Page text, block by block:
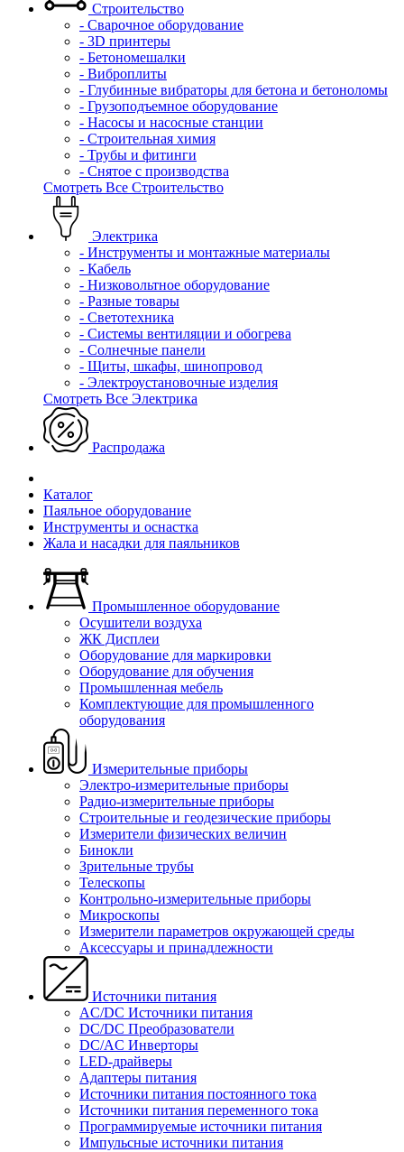
Строительство
- Сварочное оборудование
- 3D принтеры
- Бетономешалки
- Виброплиты
- Глубинные вибраторы для бетона и бетоноломы
- Грузоподъемное оборудование
- Насосы и насосные станции
- Строительная химия
- Трубы и фитинги
- Снятое с производства
Смотреть Все Строительство
Электрика
- Инструменты и монтажные материалы
- Кабель
- Низковольтное оборудование
- Разные товары
- Светотехника
- Системы вентиляции и обогрева
- Солнечные панели
- Щиты, шкафы, шинопровод
- Электроустановочные изделия
Смотреть Все Электрика
Распродажа
Каталог
Паяльное оборудование
Инструменты и оснастка
Жала и насадки для паяльников
Промышленное оборудование
Осушители воздуха
ЖК Дисплеи
Оборудование для маркировки
Оборудование для обучения
Промышленная мебель
Комплектующие для промышленного
оборудования
Измерительные приборы
Электро-измерительные приборы
Радио-измерительные приборы
Строительные и геодезические приборы
Измерители физических величин
Бинокли
Зрительные трубы
Телескопы
Контрольно-измерительные приборы
Микроскопы
Измерители параметров окружающей среды
Аксессуары и принадлежности
Источники питания
AC/DC Источники питания
DC/DC Преобразователи
DC/AC Инверторы
LED-драйверы
Адаптеры питания
Источники питания постоянного тока
Источники питания переменного тока
Программируемые источники питания
Импульсные источники питания